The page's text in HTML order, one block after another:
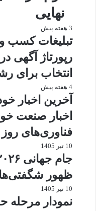
نهایی
3 هفته پیش
تبلیغات کسب و
رپورتاژ آگهی
انتخاب برای
4 هفته پیش
آخرین اخبار
اخبار صنعت
فناوری‌های روز
10 تیر 1405
ظهور شگفتی‌ها
10 تیر 1405
نمودار مرحله